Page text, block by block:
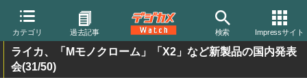
カテゴリ 過去記事 検索 Impressサイト
ライカ、「Mモノクローム」「X2」など新製品の国内発表
会(31/50)